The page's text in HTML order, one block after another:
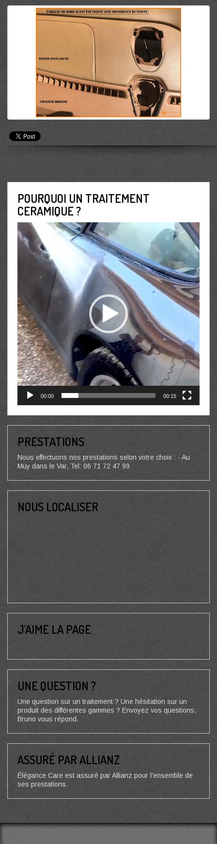
POURQUOI UN TRAITEMENT
CERAMIQUE ?
Lecteur
vidéo
00:00 00:15
PRESTATIONS
Nous effectuons nos prestations selon votre choix : - Au
Muy dans le Var, Tel: 06 71 72 47 99
NOUS LOCALISER
J’AIME LA PAGE
UNE QUESTION ?
Une question sur un traitement ? Une hésitation sur un
produit des différentes gammes ? Envoyez vos questions,
Bruno vous répond.
ASSURÉ PAR ALLIANZ
Élégance Care est assuré par Allianz pour l'ensemble de
ses prestations.